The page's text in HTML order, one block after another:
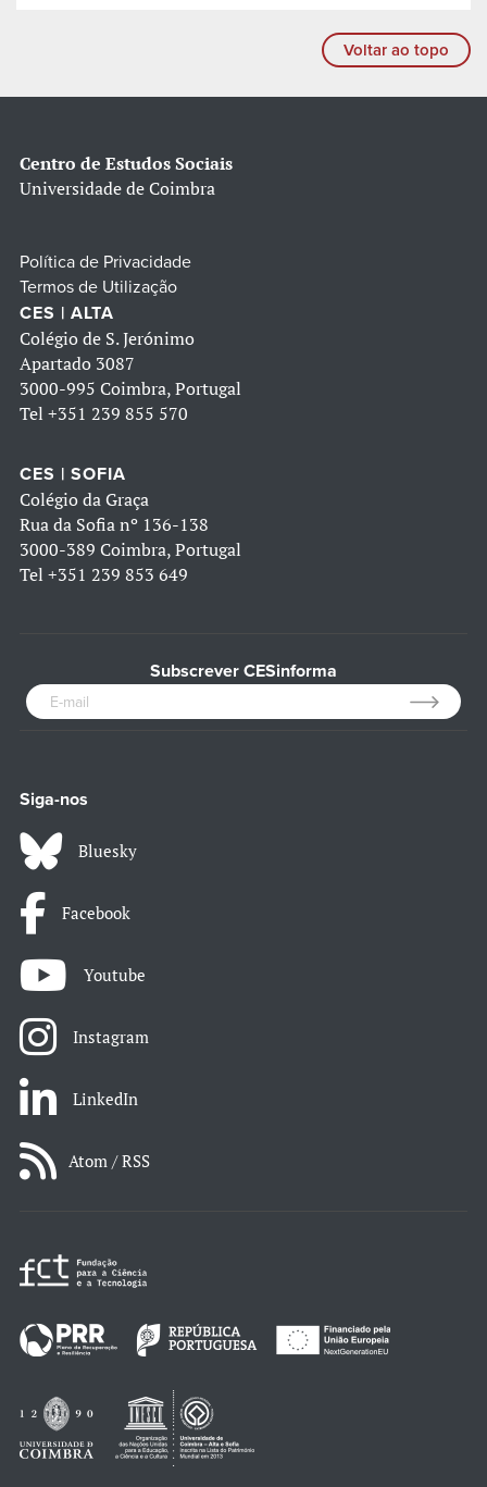
Voltar ao topo
Centro de Estudos Sociais
Universidade de Coimbra
Política de Privacidade
Termos de Utilização
CES | ALTA
Colégio de S. Jerónimo
Apartado 3087
3000-995 Coimbra, Portugal
Tel +351 239 855 570
CES | SOFIA
Colégio da Graça
Rua da Sofia nº 136-138
3000-389 Coimbra, Portugal
Tel +351 239 853 649
Subscrever CESinforma
Siga-nos
Bluesky
Facebook
Youtube
Instagram
LinkedIn
Atom / RSS